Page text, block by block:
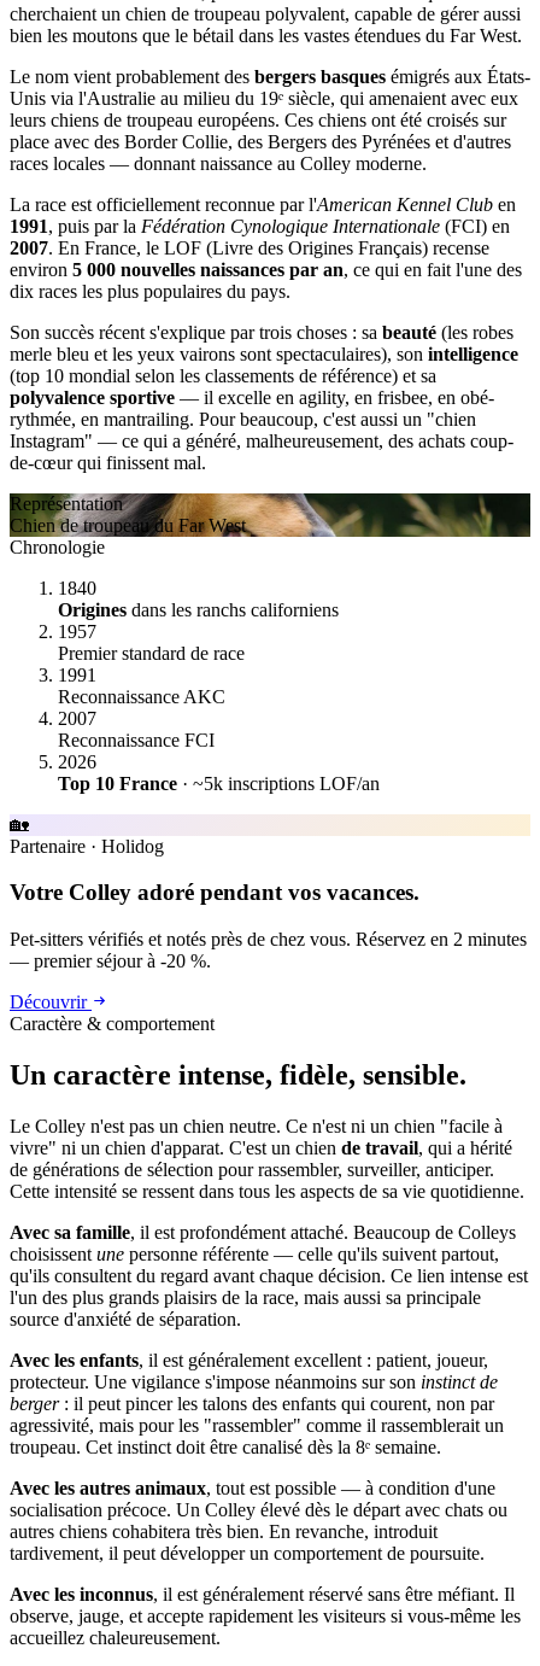
cherchaient un chien de troupeau polyvalent, capable de gérer aussi
bien les moutons que le bétail dans les vastes étendues du Far West.
Le nom vient probablement des bergers basques émigrés aux États-
Unis via l'Australie au milieu du 19ᵉ siècle, qui amenaient avec eux
leurs chiens de troupeau européens. Ces chiens ont été croisés sur
place avec des Border Collie, des Bergers des Pyrénées et d'autres
races locales — donnant naissance au Colley moderne.
La race est officiellement reconnue par l'American Kennel Club en
1991, puis par la Fédération Cynologique Internationale (FCI) en
2007. En France, le LOF (Livre des Origines Français) recense
environ 5 000 nouvelles naissances par an, ce qui en fait l'une des
dix races les plus populaires du pays.
Son succès récent s'explique par trois choses : sa beauté (les robes
merle bleu et les yeux vairons sont spectaculaires), son intelligence
(top 10 mondial selon les classements de référence) et sa
polyvalence sportive — il excelle en agility, en frisbee, en obé-
rythmée, en mantrailing. Pour beaucoup, c'est aussi un "chien
Instagram" — ce qui a généré, malheureusement, des achats coup-
de-cœur qui finissent mal.
Représentation
Chien de troupeau du Far West
Chronologie
1840
Origines dans les ranchs californiens
1957
Premier standard de race
1991
Reconnaissance AKC
2007
Reconnaissance FCI
2026
Top 10 France · ~5k inscriptions LOF/an
🏡
Partenaire · Holidog
Votre Colley adoré pendant vos vacances.
Pet-sitters vérifiés et notés près de chez vous. Réservez en 2 minutes
— premier séjour à -20 %.
Découvrir
Caractère & comportement
Un caractère intense, fidèle, sensible.
Le Colley n'est pas un chien neutre. Ce n'est ni un chien "facile à
vivre" ni un chien d'apparat. C'est un chien de travail, qui a hérité
de générations de sélection pour rassembler, surveiller, anticiper.
Cette intensité se ressent dans tous les aspects de sa vie quotidienne.
Avec sa famille, il est profondément attaché. Beaucoup de Colleys
choisissent une personne référente — celle qu'ils suivent partout,
qu'ils consultent du regard avant chaque décision. Ce lien intense est
l'un des plus grands plaisirs de la race, mais aussi sa principale
source d'anxiété de séparation.
Avec les enfants, il est généralement excellent : patient, joueur,
protecteur. Une vigilance s'impose néanmoins sur son instinct de
berger: il peut pincer les talons des enfants qui courent, non par
agressivité, mais pour les "rassembler" comme il rassemblerait un
troupeau. Cet instinct doit être canalisé dès la 8ᵉ semaine.
Avec les autres animaux, tout est possible — à condition d'une
socialisation précoce. Un Colley élevé dès le départ avec chats ou
autres chiens cohabitera très bien. En revanche, introduit
tardivement, il peut développer un comportement de poursuite.
Avec les inconnus, il est généralement réservé sans être méfiant. Il
observe, jauge, et accepte rapidement les visiteurs si vous-même les
accueillez chaleureusement.